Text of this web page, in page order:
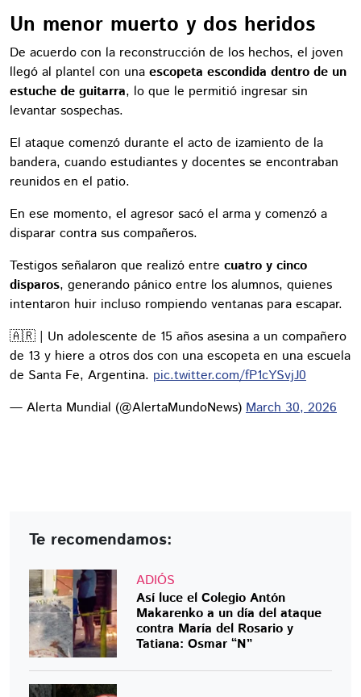
Un menor muerto y dos heridos
De acuerdo con la reconstrucción de los hechos, el joven
llegó al plantel con una escopeta escondida dentro de un
estuche de guitarra, lo que le permitió ingresar sin
levantar sospechas.
El ataque comenzó durante el acto de izamiento de la
bandera, cuando estudiantes y docentes se encontraban
reunidos en el patio.
En ese momento, el agresor sacó el arma y comenzó a
disparar contra sus compañeros.
Testigos señalaron que realizó entre cuatro y cinco
disparos, generando pánico entre los alumnos, quienes
intentaron huir incluso rompiendo ventanas para escapar.
🇦🇷 | Un adolescente de 15 años asesina a un compañero
de 13 y hiere a otros dos con una escopeta en una escuela
de Santa Fe, Argentina. pic.twitter.com/fP1cYSvjJ0
— Alerta Mundial (@AlertaMundoNews) March 30, 2026
Te recomendamos:
ADIÓS
Así luce el Colegio Antón
Makarenko a un día del ataque
contra María del Rosario y
Tatiana: Osmar “N”